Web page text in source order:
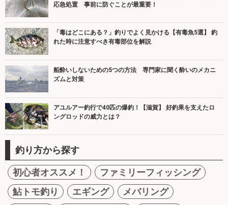
応急処置 事前に防ぐことが最重要！
「毒はどこにある？」釣りでよく見かける【有毒魚5選】 釣
れた時に注意すべき有毒部位を解説
船酔いしないための5つの方法 専門家に聞く酔いのメカニ
ズムと対策
アユルアー釣行で40匹の爆釣！【滋賀】 好釣果を支えたロ
ングロッドの威力とは？
釣り方から探す
初心者オススメ！
ファミリーフィッシング
鮎トモ釣り
エギング
メバリング